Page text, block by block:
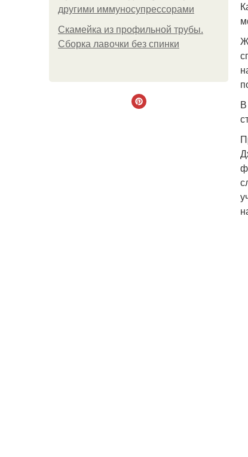
другими иммуносупрессорами
Скамейка из профильной трубы.
Сборка лавочки без спинки